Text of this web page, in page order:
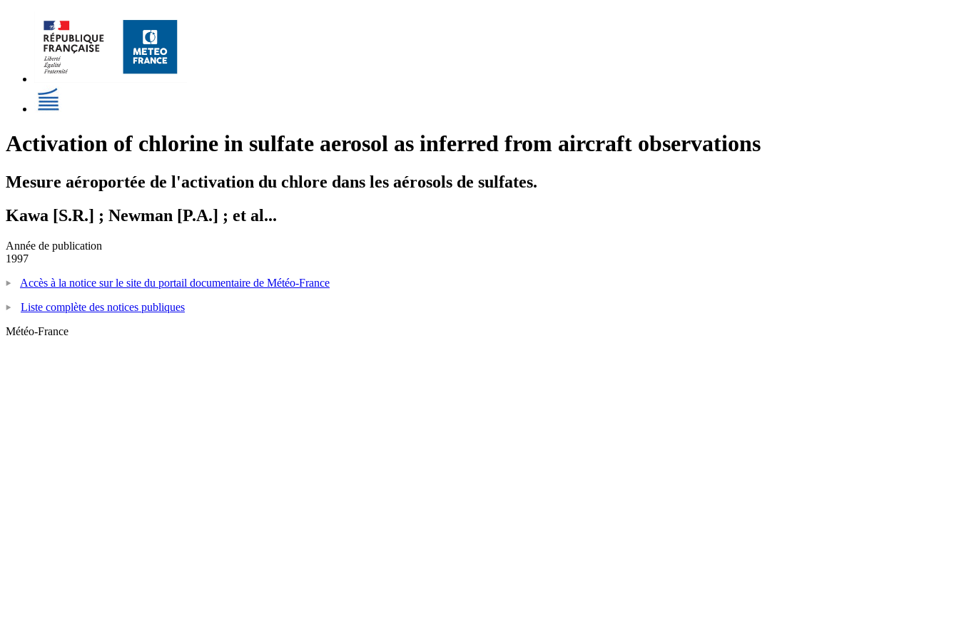
Activation of chlorine in sulfate aerosol as inferred from aircraft observations
Mesure aéroportée de l'activation du chlore dans les aérosols de sulfates.
Kawa [S.R.] ; Newman [P.A.] ; et al...
Année de publication
1997
Accès à la notice sur le site du portail documentaire de Météo-France
Liste complète des notices publiques
Météo-France